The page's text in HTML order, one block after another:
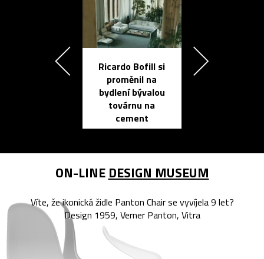
Ricardo Bofill si
proměnil na
bydlení bývalou
továrnu na
cement
ON-LINE DESIGN MUSEUM
Víte, že ikonická židle Panton Chair se vyvíjela 9 let?
Design 1959, Verner Panton, Vitra